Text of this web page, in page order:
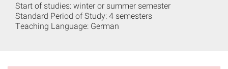
Start of studies: winter or summer semester
Standard Period of Study: 4 semesters
Teaching Language: German